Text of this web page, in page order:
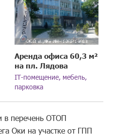
Аренда офиса 60,3 м²
на пл. Лядова
IT-помещение, мебель,
парковка
в перечень ОТОП
Оки на участке от ГПП